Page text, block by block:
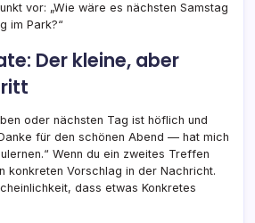
vor: „Wie wäre es nächsten Samstag
im Park?“
Der kleine, aber
oder nächsten Tag ist höflich und
für den schönen Abend — hat mich
Wenn du ein zweites Treffen
konkreten Vorschlag in der Nachricht.
dass etwas Konkretes